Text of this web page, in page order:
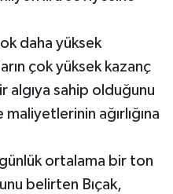
daha yüksek
çok yüksek kazanç
algıya sahip olduğunu
ağırlığına
ortalama bir ton
belirten Bıçak,